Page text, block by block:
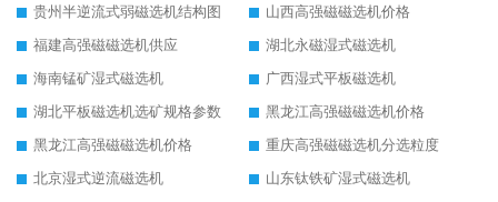
贵州半逆流式弱磁选机结构图
山西高强磁磁选机价格
福建高强磁磁选机供应
湖北永磁湿式磁选机
海南锰矿湿式磁选机
广西湿式平板磁选机
湖北平板磁选机选矿规格参数
黑龙江高强磁磁选机价格
黑龙江高强磁磁选机价格
重庆高强磁磁选机分选粒度
北京湿式逆流磁选机
山东钛铁矿湿式磁选机